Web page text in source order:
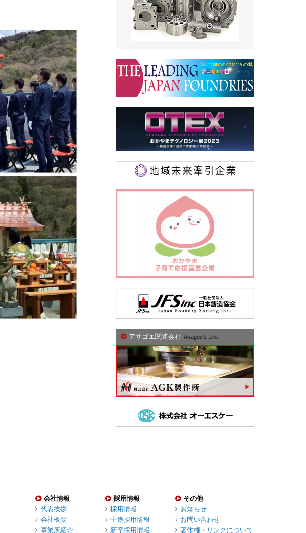
アサゴエ関連会社 Asagoe's Link
会社情報
代表挨拶
会社概要
事業所紹介
採用情報
採用情報
中途採用情報
新卒採用情報
その他
お知らせ
お問い合わせ
著作権・リンクについて